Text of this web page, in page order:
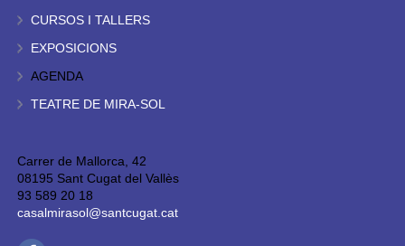
CURSOS I TALLERS
EXPOSICIONS
AGENDA
TEATRE DE MIRA-SOL
Carrer de Mallorca, 42
08195 Sant Cugat del Vallès
93 589 20 18
casalmirasol@santcugat.cat